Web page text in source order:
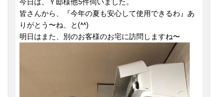
皆さんから、『今年の夏も安心して使用できるわ』あ
りがとう〜ね、と(^^)
明日はまた、別のお客様のお宅に訪問しますね〜